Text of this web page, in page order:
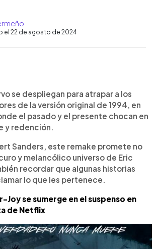
el 22 de agosto de 2024
artículo
se despliegan para atrapar a los
de la versión original de 1994, en
el pasado y el presente chocan en
y redención.
Sanders, este remake promete no
y melancólico universo de Eric
recordar que algunas historias
lo que les pertenece.
Joy se sumerge en el suspenso en
de Netflix